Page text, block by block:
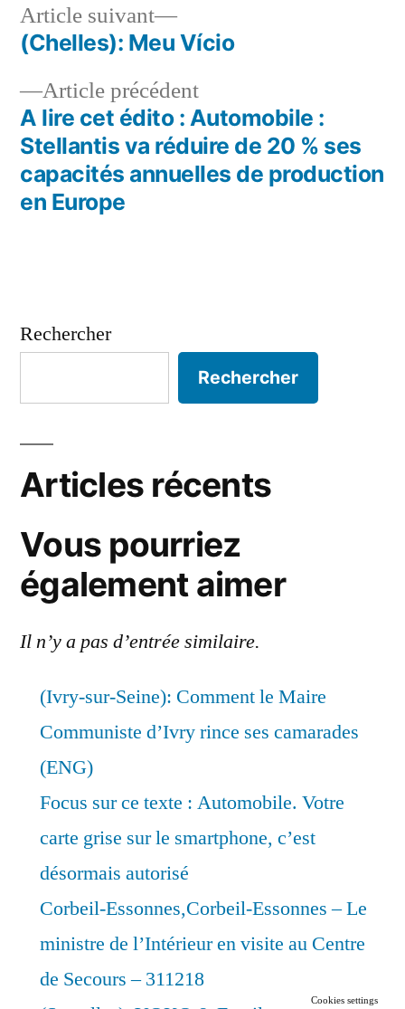
Navigation
de
l’article
Article précédentArticle
précédent :
A lire cet édito : Automobile :
Stellantis va réduire de 20 % ses
capacités annuelles de production
en Europe
Article suivant
Article
suivant :
(Chelles): Meu Vício
Rechercher
Rechercher
Articles récents
Vous pourriez
également aimer
Il n’y a pas d’entrée similaire.
(Ivry-sur-Seine): Comment le Maire
Communiste d’Ivry rince ses camarades
(ENG)
Focus sur ce texte : Automobile. Votre
carte grise sur le smartphone, c’est
désormais autorisé
Corbeil-Essonnes,Corbeil-Essonnes – Le
ministre de l’Intérieur en visite au Centre
de Secours – 311218
Cookies settings